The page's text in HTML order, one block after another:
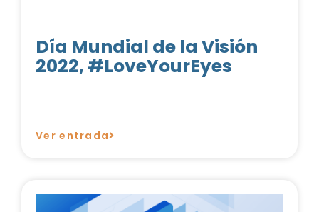
Día Mundial de la Visión
2022, #LoveYourEyes
Ver entrada